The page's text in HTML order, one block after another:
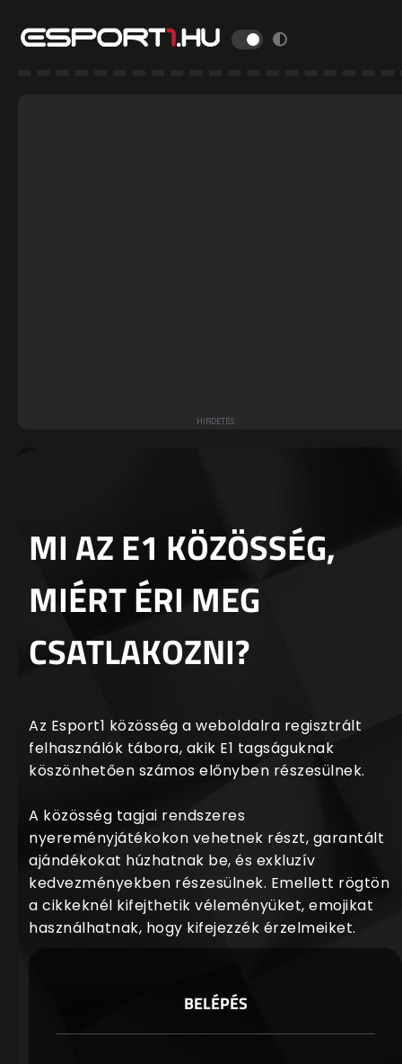
MI AZ E1 KÖZÖSSÉG,
MIÉRT ÉRI MEG
CSATLAKOZNI?
Az Esport1 közösség a weboldalra regisztrált
felhasználók tábora, akik E1 tagságuknak
köszönhetően számos előnyben részesülnek.
A közösség tagjai rendszeres
nyereményjátékokon vehetnek részt, garantált
ajándékokat húzhatnak be, és exkluzív
kedvezményekben részesülnek. Emellett rögtön
a cikkeknél kifejthetik véleményüket, emojikat
használhatnak, hogy kifejezzék érzelmeiket.
BELÉPÉS